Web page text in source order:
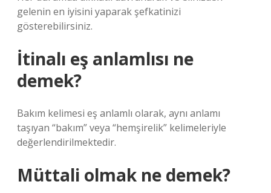
gelenin en iyisini yaparak şefkatinizi
gösterebilirsiniz.
İtinalı eş anlamlısı ne
demek?
Bakım kelimesi eş anlamlı olarak, aynı anlamı
taşıyan “bakım” veya “hemşirelik” kelimeleriyle
değerlendirilmektedir.
Müttali olmak ne demek?